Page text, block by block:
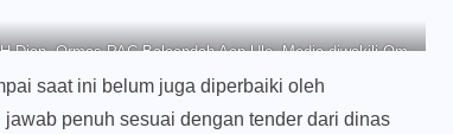
Dian, Ormas PAC Baleendah Aep Ule, Media diwakili Om
saat ini belum juga diperbaiki oleh
penuh sesuai dengan tender dari dinas